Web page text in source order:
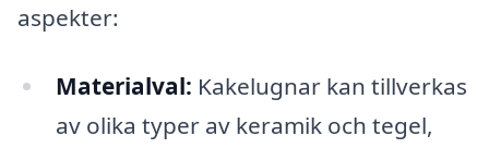
aspekter:
Materialval: Kakelugnar kan tillverkas
av olika typer av keramik och tegel,